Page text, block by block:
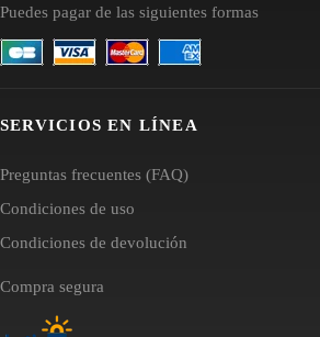
Puedes pagar de las siguientes formas
SERVICIOS EN LÍNEA
Preguntas frecuentes (FAQ)
Condiciones de uso
Condiciones de devolución
Compra segura